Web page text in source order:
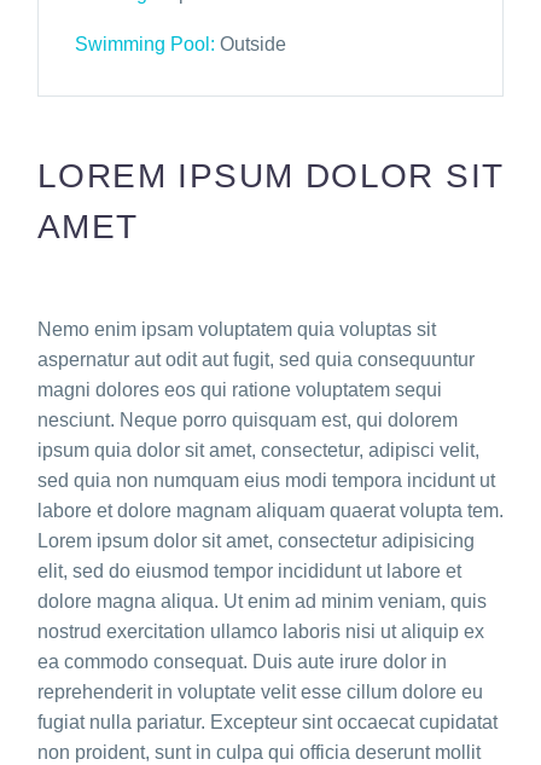
Swimming Pool: Outside
LOREM IPSUM DOLOR SIT
AMET
Nemo enim ipsam voluptatem quia voluptas sit
aspernatur aut odit aut fugit, sed quia consequuntur
magni dolores eos qui ratione voluptatem sequi
nesciunt. Neque porro quisquam est, qui dolorem
ipsum quia dolor sit amet, consectetur, adipisci velit,
sed quia non numquam eius modi tempora incidunt ut
labore et dolore magnam aliquam quaerat volupta tem.
Lorem ipsum dolor sit amet, consectetur adipisicing
elit, sed do eiusmod tempor incididunt ut labore et
dolore magna aliqua. Ut enim ad minim veniam, quis
nostrud exercitation ullamco laboris nisi ut aliquip ex
ea commodo consequat. Duis aute irure dolor in
reprehenderit in voluptate velit esse cillum dolore eu
fugiat nulla pariatur. Excepteur sint occaecat cupidatat
non proident, sunt in culpa qui officia deserunt mollit